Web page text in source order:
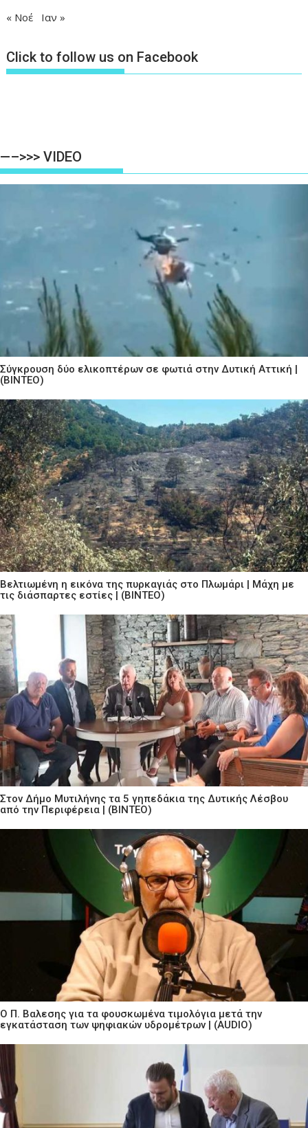
« Νοέ Ιαν »
Click to follow us on Facebook
—–>>> VIDEO
Σύγκρουση δύο ελικοπτέρων σε φωτιά στην Δυτική Αττική |
(ΒΙΝΤΕΟ)
Βελτιωμένη η εικόνα της πυρκαγιάς στο Πλωμάρι | Μάχη με
τις διάσπαρτες εστίες | (ΒΙΝΤΕΟ)
Στον Δήμο Μυτιλήνης τα 5 γηπεδάκια της Δυτικής Λέσβου
από την Περιφέρεια | (ΒΙΝΤΕΟ)
Ο Π. Βαλεσης για τα φουσκωμένα τιμολόγια μετά την
εγκατάσταση των ψηφιακών υδρομέτρων | (AUDIO)